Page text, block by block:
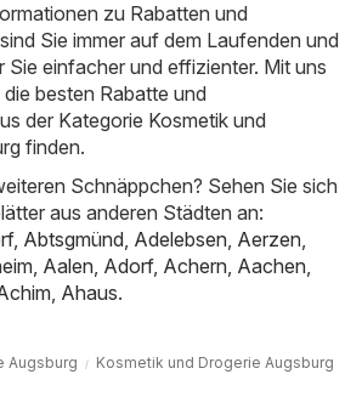
zu Rabatten und
Sie immer auf dem Laufenden und
Sie einfacher und effizienter. Mit uns
besten Rabatte und
der Kategorie Kosmetik und
finden.
Schnäppchen? Sehen Sie sich
aus anderen Städten an:
, Abtsgmünd, Adelebsen, Aerzen,
, Aalen, Adorf, Achern, Aachen,
, Ahaus.
Augsburg Kosmetik und Drogerie Augsburg